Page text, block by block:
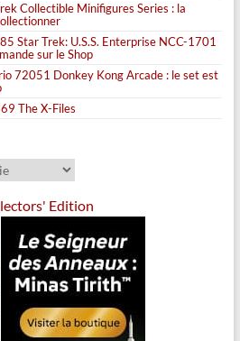
Collectible Minifigures Series : la
Star Trek: U.S.S. Enterprise NCC-1701
sur le Shop
72051 Donkey Kong Arcade : le set est
The X-Files